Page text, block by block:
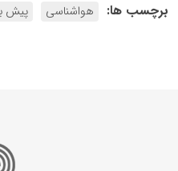
برچسب ها: هواشناسی پیش